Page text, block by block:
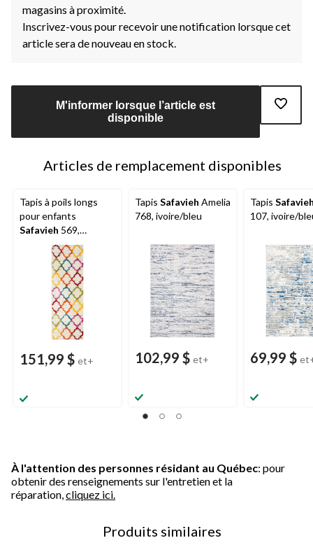
magasins à proximité.
Inscrivez-vous pour recevoir une notification lorsque cet
article sera de nouveau en stock.
M'informer lorsque l’article est
disponible
Articles de remplacement disponibles
Tapis à poils longs
pour enfants
Safavieh 569,
ivoire/multicolore
151,99 $ et+
Tapis Safavieh Amelia
768, ivoire/bleu
102,99 $ et+
Tapis
107, ivoire/
69,99 $
À l'attention des personnes résidant au Québec: pour
obtenir des renseignements sur l'entretien et la
réparation, cliquez ici.
Produits similaires